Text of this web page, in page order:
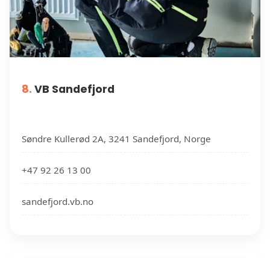
8. VB Sandefjord
Søndre Kullerød 2A, 3241 Sandefjord, Norge
+47 92 26 13 00
sandefjord.vb.no